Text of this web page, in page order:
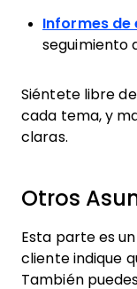
Informes de
seguimiento
Siéntete libre
cada tema, y
claras.
Otros
Esta parte es
cliente indique
También